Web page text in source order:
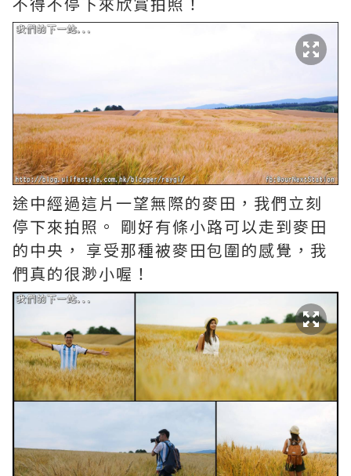
途中經過這片一望無際的麥田，我們立刻
停下來拍照。 剛好有條小路可以走到麥田
的中央， 享受那種被麥田包圍的感覺，我
們真的很渺小喔！